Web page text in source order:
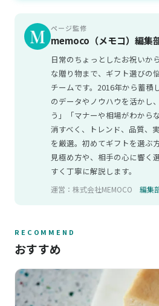
ページ監修
memoco（メモコ）編集
日常のちょっとしたお祝いか
な贈り物まで、ギフト選びの
チームです。2016年から蓄積
のデータやノウハウを活かし
う」「マナーや相場がわから
消すべく、トレンド、品質、
を厳選。初めてギフトを選ぶ
見極め方や、相手の心に響く
すく丁寧に解説します。
運営：株式会社MEMOCO 編集
RECOMMEND
おすすめ